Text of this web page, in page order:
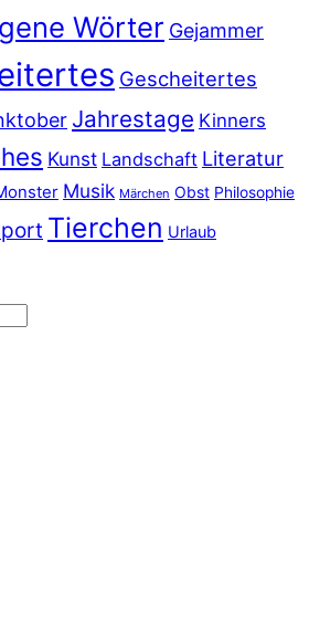
Wörter Gejammer
Gescheitertes
Jahrestage Kinners
Kunst Landschaft Literatur
Musik Märchen Obst Philosophie
Tierchen Urlaub